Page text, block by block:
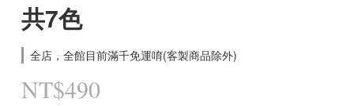
共7色
全店，全館目前滿千免運唷(客製商品除外)
NT$490